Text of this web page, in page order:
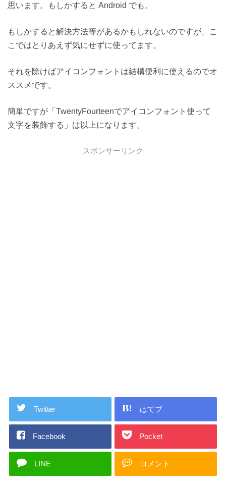
思います。もしかすると Android でも。
もしかすると解決方法等があるかもしれないのですが、こ
こではとりあえず気にせずに使ってます。
それを除けばアイコンフォントは結構便利に使えるのでオ
ススメです。
簡単ですが「TwentyFourteenでアイコンフォント使って
文字を装飾する」は以上になります。
スポンサーリンク
Twitter はてブ
Facebook Pocket
LINE コメント